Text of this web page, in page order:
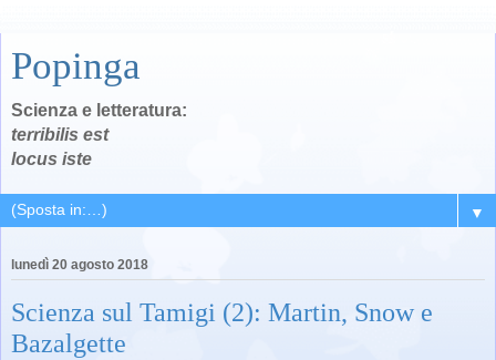
Popinga
Scienza e letteratura:
terribilis est
locus iste
▼
lunedì 20 agosto 2018
Scienza sul Tamigi (2): Martin, Snow e
Bazalgette